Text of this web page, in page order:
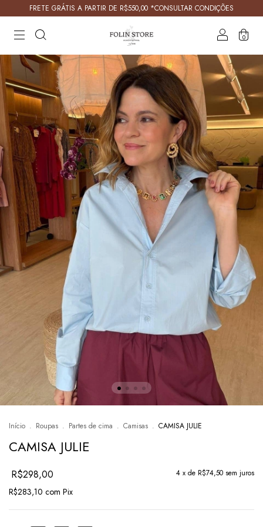
FRETE GRÁTIS A PARTIR DE R$550,00 *CONSULTAR CONDIÇÕES
0
Início . Roupas . Partes de cima . Camisas . CAMISA JULIE
CAMISA JULIE
R$298,00 4 x de R$74,50 sem juros
R$283,10 com Pix